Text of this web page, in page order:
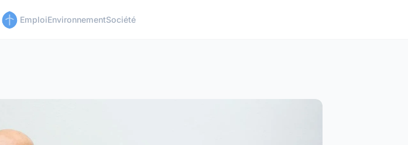
EmploiEnvironnementSociété